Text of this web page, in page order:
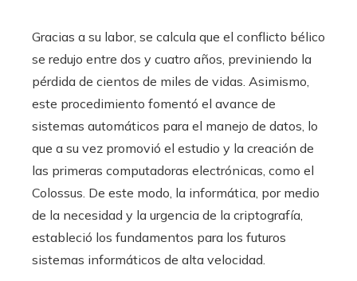
Gracias a su labor, se calcula que el conflicto bélico
se redujo entre dos y cuatro años, previniendo la
pérdida de cientos de miles de vidas. Asimismo,
este procedimiento fomentó el avance de
sistemas automáticos para el manejo de datos, lo
que a su vez promovió el estudio y la creación de
las primeras computadoras electrónicas, como el
Colossus. De este modo, la informática, por medio
de la necesidad y la urgencia de la criptografía,
estableció los fundamentos para los futuros
sistemas informáticos de alta velocidad.